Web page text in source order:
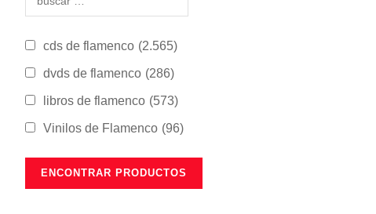
cds de flamenco (2.565)
dvds de flamenco (286)
libros de flamenco (573)
Vinilos de Flamenco (96)
FLAMENCO
Lorenzo
FLAMENCO
Gregorio